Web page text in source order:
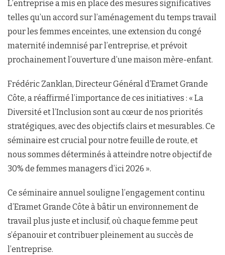
L’entreprise a mis en place des mesures significatives
telles qu’un accord sur l’aménagement du temps travail
pour les femmes enceintes, une extension du congé
maternité indemnisé par l’entreprise, et prévoit
prochainement l’ouverture d’une maison mère-enfant.
Frédéric Zanklan, Directeur Général d’Eramet Grande
Côte, a réaffirmé l’importance de ces initiatives : « La
Diversité et l’Inclusion sont au cœur de nos priorités
stratégiques, avec des objectifs clairs et mesurables. Ce
séminaire est crucial pour notre feuille de route, et
nous sommes déterminés à atteindre notre objectif de
30% de femmes managers d’ici 2026 ».
Ce séminaire annuel souligne l’engagement continu
d’Eramet Grande Côte à bâtir un environnement de
travail plus juste et inclusif, où chaque femme peut
s’épanouir et contribuer pleinement au succès de
l’entreprise.